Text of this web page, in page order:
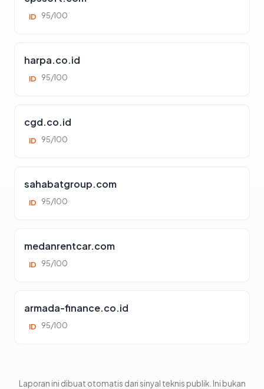
ID 95/100
harpa.co.id
ID 95/100
cgd.co.id
ID 95/100
sahabatgroup.com
ID 95/100
medanrentcar.com
ID 95/100
armada-finance.co.id
ID 95/100
Laporan ini dibuat otomatis dari sinyal teknis publik. Ini bukan